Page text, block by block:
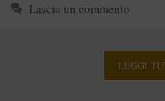
Lascia un commento
LEGGI